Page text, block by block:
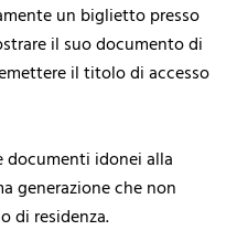
un biglietto presso
il suo documento di
il titolo di accesso
documenti idonei alla
generazione che non
di residenza.